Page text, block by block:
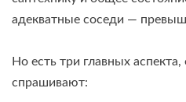
адекватные соседи —
Но есть три главных
спрашивают: